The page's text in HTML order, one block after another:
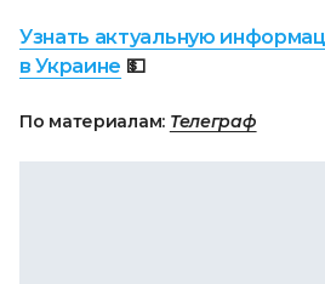
Узнать актуальную
в Украине 💵
По материалам: Телеграф